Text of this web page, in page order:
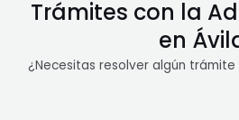
Trámites con la
en
¿Necesitas resolver algún